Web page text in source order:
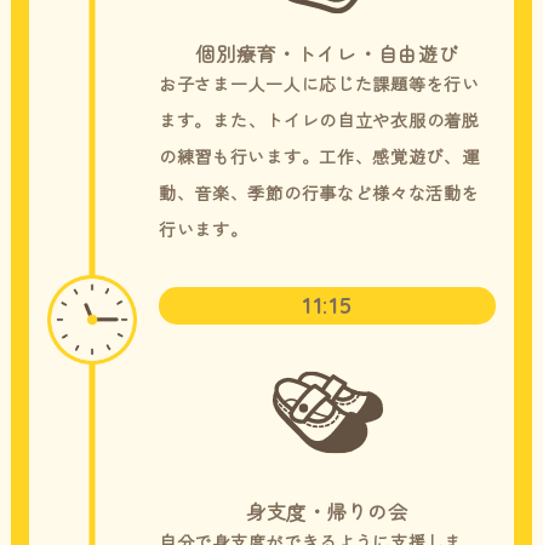
個別療育・トイレ・自由遊び
お子さま一人一人に応じた課題等を行い
ます。また、トイレの自立や衣服の着脱
の練習も行います。工作、感覚遊び、運
動、音楽、季節の行事など様々な活動を
行います。
11:15
身支度・帰りの会